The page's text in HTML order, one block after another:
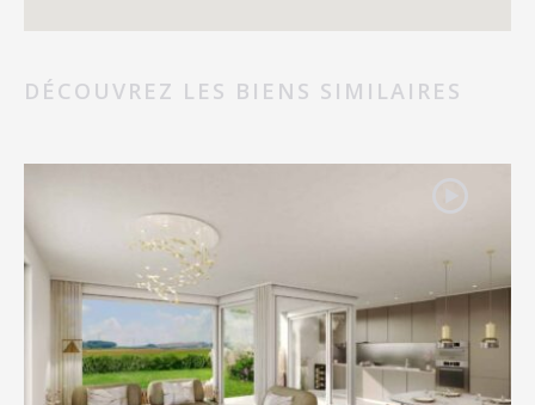
DÉCOUVREZ LES BIENS SIMILAIRES